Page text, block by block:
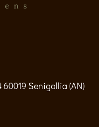
Senigallia (AN)